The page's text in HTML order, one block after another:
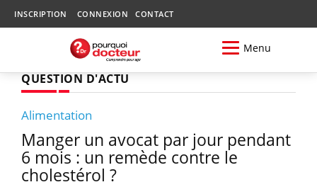
INSCRIPTION CONNEXION CONTACT
Menu
QUESTION D'ACTU
Alimentation
Manger un avocat par jour pendant
6 mois : un remède contre le
cholestérol ?